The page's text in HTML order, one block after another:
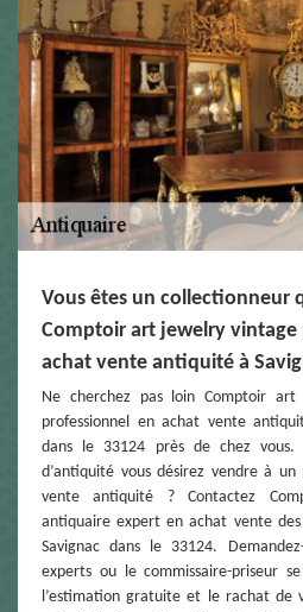
Vous êtes un collectionneur
Comptoir art jewelry vintage
achat vente antiquité à
Ne cherchez pas loin Comptoir
professionnel en achat vente
dans le 33124 près de chez vous.
d’antiquité vous désirez vendre à
vente antiquité ? Contactez
antiquaire expert en achat vente des
Savignac dans le 33124.
experts ou le commissaire-priseur
l’estimation gratuite et le rachat de